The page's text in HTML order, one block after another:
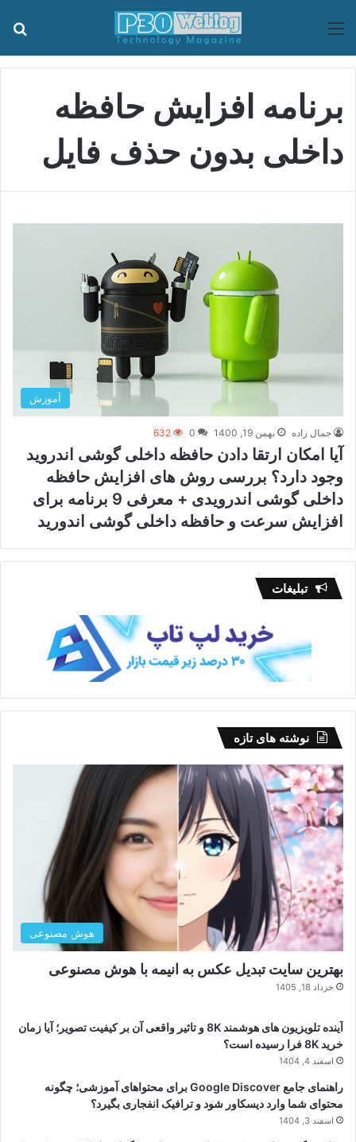
منو
برنامه افزایش حافظه
داخلی بدون حذف فایل
آموزش
جمال زاده بهمن 19, 1400 0
632
آیا امکان ارتقا دادن حافظه داخلی گوشی اندروید
وجود دارد؟ بررسی روش های افزایش حافظه
داخلی گوشی اندرویدی + معرفی 9 برنامه برای
افزایش سرعت و حافظه داخلی گوشی اندورید
تبلیغات
نوشته های تازه
هوش مصنوعی
بهترین سایت تبدیل عکس به انیمه با هوش مصنوعی
خرداد 18, 1405
آینده تلویزیون های هوشمند 8K و تاثیر واقعی آن بر کیفیت تصویر؛ آیا زمان
خرید 8K فرا رسیده است؟
اسفند 4, 1404
راهنمای جامع Google Discover برای محتواهای آموزشی؛ چگونه
محتوای شما وارد دیسکاور شود و ترافیک انفجاری بگیرد؟
اسفند 3, 1404